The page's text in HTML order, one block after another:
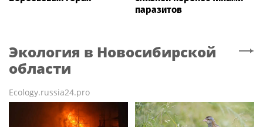
паразитов
Экология в Новосибирской
области
Ecology.russia24.pro